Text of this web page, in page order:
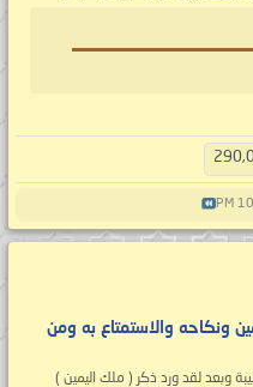
ونكاحه والاستمتاع به ومن
وبعد لقد ورد ذكر ( ملك اليمين )